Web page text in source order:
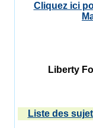
Cliquez ici
Liberty
Liste des